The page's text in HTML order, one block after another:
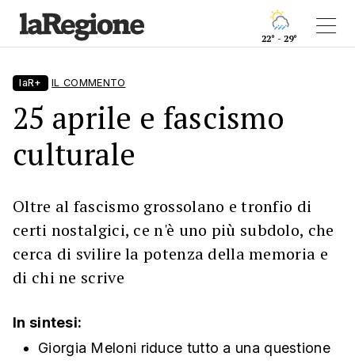
22° - 29°
laR+ IL COMMENTO
25 aprile e fascismo
culturale
Oltre al fascismo grossolano e tronfio di
certi nostalgici, ce n'è uno più subdolo, che
cerca di svilire la potenza della memoria e
di chi ne scrive
In sintesi:
Giorgia Meloni riduce tutto a una questione